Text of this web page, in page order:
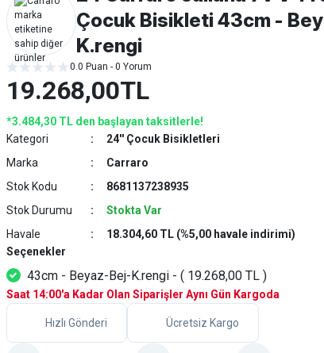
Çocuk Bisikleti 43cm -
K.rengi
0.0 Puan - 0 Yorum
19.268,00TL
*3.484,30 TL den başlayan taksitlerle!
Kategori
24'' Çocuk Bisikletleri
Marka
Carraro
Stok Kodu
8681137238935
Stok Durumu
Stokta Var
Havale
18.304,60 TL (%5,00 havale indirimi)
Saat 14:00'a Kadar Olan Siparişler Aynı Gün Kargoda
Seçenekler
43cm - Beyaz-Bej-K.rengi - ( 19.268,00 TL )
Hızlı Gönderi Ücretsiz Kargo